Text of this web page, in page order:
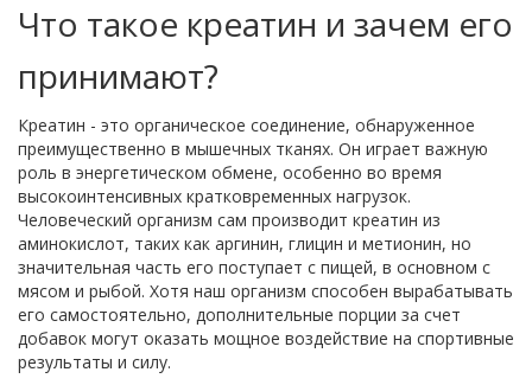
Что такое креатин и зачем его
принимают?
Креатин - это органическое соединение, обнаруженное
преимущественно в мышечных тканях. Он играет важную
роль в энергетическом обмене, особенно во время
высокоинтенсивных кратковременных нагрузок.
Человеческий организм сам производит креатин из
аминокислот, таких как аргинин, глицин и метионин, но
значительная часть его поступает с пищей, в основном с
мясом и рыбой. Хотя наш организм способен вырабатывать
его самостоятельно, дополнительные порции за счет
добавок могут оказать мощное воздействие на спортивные
результаты и силу.